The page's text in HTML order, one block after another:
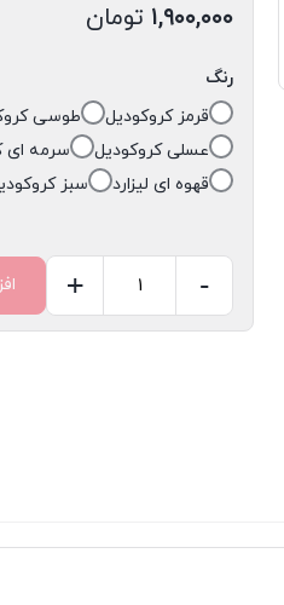
۱,۹۰۰,۰۰۰ تومان
رنگ
قرمز کروکودیل
طوسی
عسلی کروکودیل
سرمه ای
قهوه ای لیزارد
سبز
شب
-
+